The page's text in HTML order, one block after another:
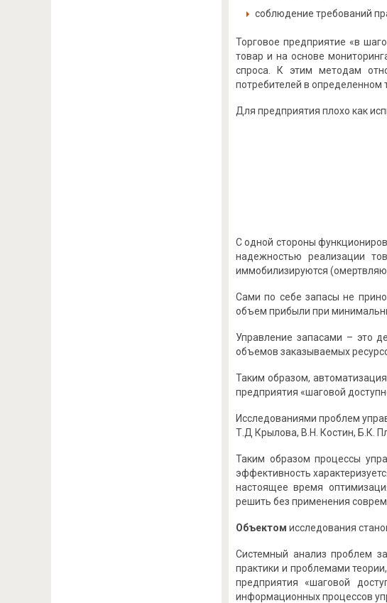
соблюдение требований
Торговое предприятие «в
товар и на основе
спроса. К этим методам
потребителей в определенном
Для предприятия плохо как
С одной стороны
надежностью реализации
иммобилизируются
Сами по себе запасы не
объем прибыли при
Управление запасами – это
объемов заказываемых
Таким образом,
предприятия «шаговой
Исследованиями проблем
Т.Д Крылова, В.Н. Костин, Б.К.
Таким образом процессы
эффективность
настоящее время
решить без применения
Объектом исследования
Системный анализ проблем
практики и проблемами
предприятия «шаговой
информационных процессов